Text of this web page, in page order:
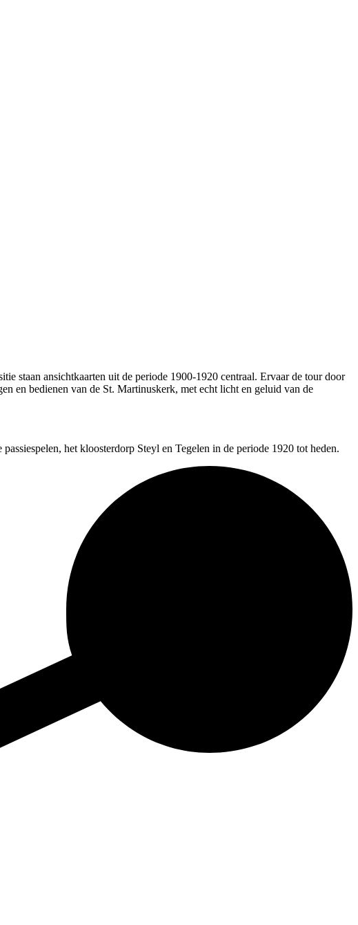
staan ansichtkaarten uit de periode 1900-1920 centraal. Ervaar de tour door
en bedienen van de St. Martinuskerk, met echt licht en geluid van de
het kloosterdorp Steyl en Tegelen in de periode 1920 tot heden.